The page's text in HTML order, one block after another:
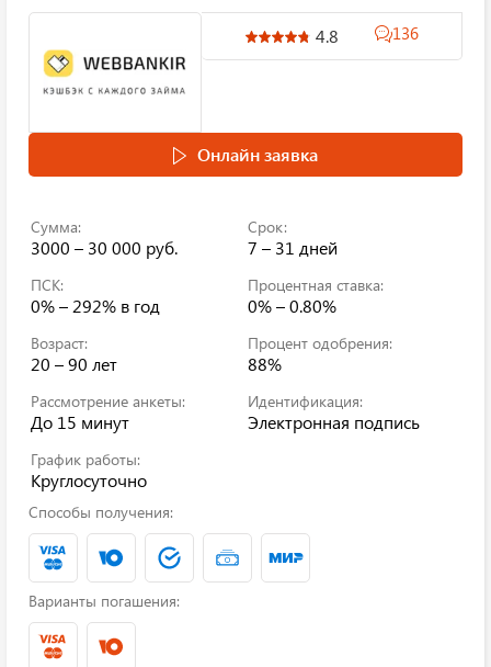
4.8 136
Онлайн заявка
Сумма:
3000 – 30 000 руб.
Срок:
7 – 31 дней
ПСК:
0% – 292% в год
Процентная ставка:
0% – 0.80%
Возраст:
20 – 90 лет
Процент одобрения:
88%
Рассмотрение анкеты:
До 15 минут
Идентификация:
Электронная подпись
График работы:
Круглосуточно
Способы получения:
Варианты погашения: